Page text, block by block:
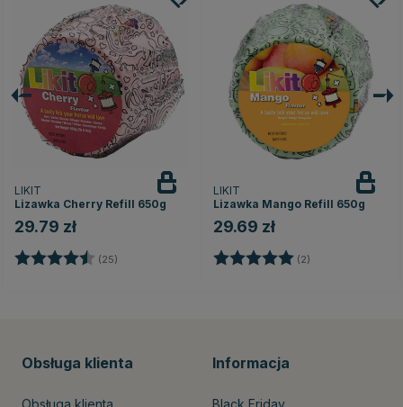
LIKIT
Lizawka Cherry Refill 650g
29.79 zł
Ocena: (25) 4.2 na 5 gwiazdek
LIKIT
Lizawka Mango Refill 650g
29.69 zł
Ocena: (2)
Obsługa klienta Informacja